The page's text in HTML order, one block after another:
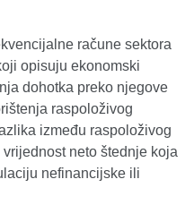
račune sektora
opisuju ekonomski
dohotka preko njegove
raspoloživog
između raspoloživog
neto štednje koja
nefinancijske ili